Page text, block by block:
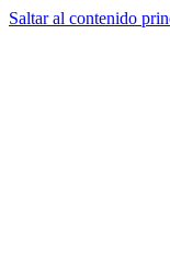
Saltar al contenido